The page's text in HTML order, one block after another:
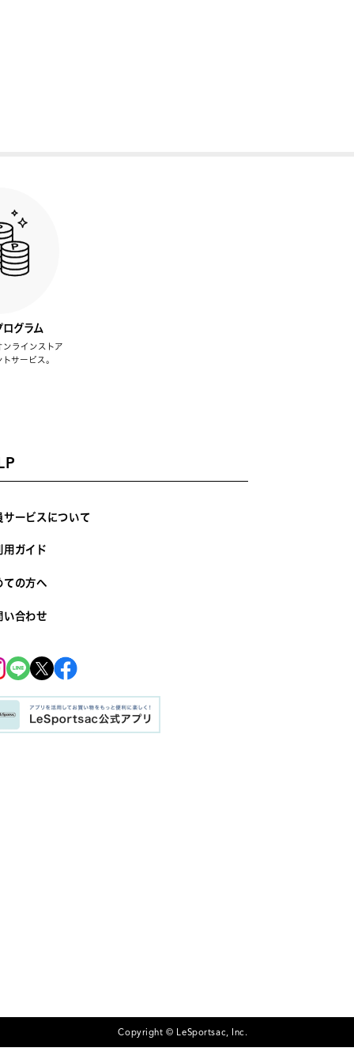
ログラム
ラインストア
サービス。
サービスについて
用ガイド
ての方へ
い合わせ
Copyright © LeSportsac, Inc.